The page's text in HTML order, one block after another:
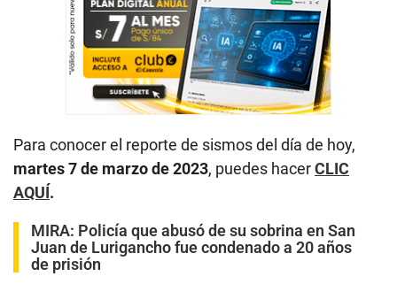
Para conocer el reporte de sismos del día de hoy,
martes 7 de marzo de 2023, puedes hacerCLIC
AQUÍ.
MIRA: Policía que abusó de su sobrina en San
Juan de Lurigancho fue condenado a 20 años
de prisión